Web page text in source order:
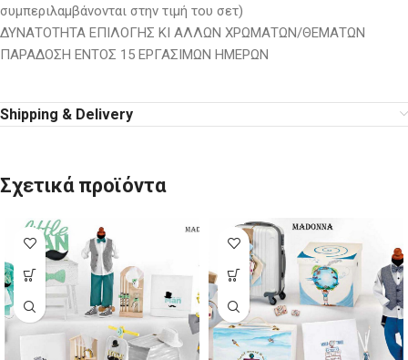
συμπεριλαμβάνονται στην τιμή του σετ)
ΔΥΝΑΤΟΤΗΤΑ ΕΠΙΛΟΓΗΣ ΚΙ ΑΛΛΩΝ ΧΡΩΜΑΤΩΝ/ΘΕΜΑΤΩΝ
ΠΑΡΑΔΟΣΗ ΕΝΤΟΣ 15 ΕΡΓΑΣΙΜΩΝ ΗΜΕΡΩΝ
Shipping & Delivery
Σχετικά προϊόντα